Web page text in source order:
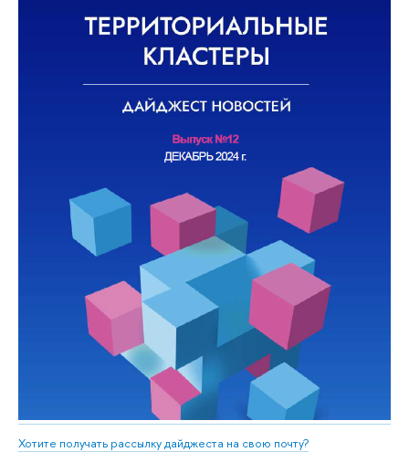
Хотите получать рассылку дайджеста на свою почту?